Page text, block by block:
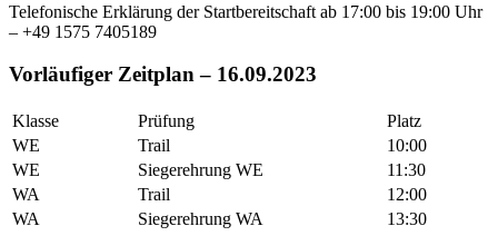
Telefonische Erklärung der Startbereitschaft ab 17:00 bis 19:00 Uhr
– +49 1575 7405189
Vorläufiger Zeitplan – 16.09.2023
Klasse Prüfung
Platz
WE
Trail
10:00
WE
Siegerehrung WE
11:30
WA
Trail
12:00
WA
Siegerehrung WA
13:30